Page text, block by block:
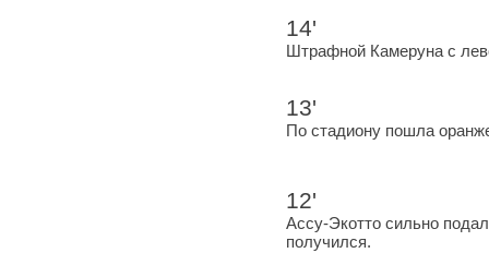
14'
Штрафной Камеруна с
13'
По стадиону пошла
12'
Ассу-Экотто сильно
получился.